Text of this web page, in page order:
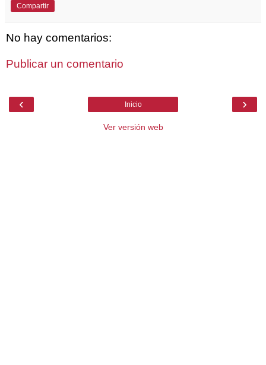
Compartir
No hay comentarios:
Publicar un comentario
‹ ›
Inicio
Ver versión web